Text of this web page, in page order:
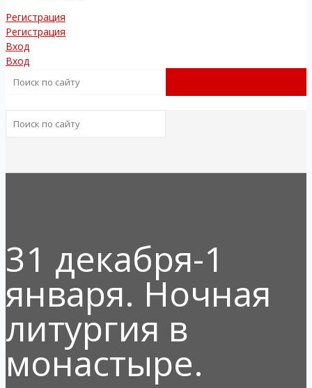
Регистрация
Регистрация
Вход
Вход
31 декабря-1
января. Ночная
литургия в
монастыре.